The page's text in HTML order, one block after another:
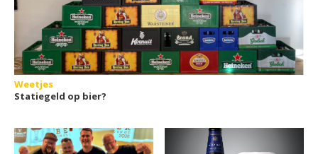
Weetjes
Statiegeld op bier?